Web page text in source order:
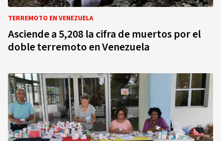
TERREMOTO EN VENEZUELA
Asciende a 5,208 la cifra de muertos por el
doble terremoto en Venezuela